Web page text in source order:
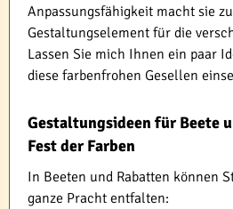
Anpassungsfähigkeit macht sie
Gestaltungselement für die
Lassen Sie mich Ihnen ein paar
diese farbenfrohen Gesellen
Gestaltungsideen für Beete
Fest der Farben
In Beeten und Rabatten können
ganze Pracht entfalten: